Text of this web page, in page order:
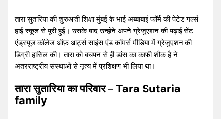
तारा सुतारिया की शुरुआती शिक्षा मुंबई के भाई अब्बाबाई फॉर्म की पेटेड गर्ल्स
हाई स्कूल से पूरी हुई। उसके बाद उन्होंने अपने ग्रेजुएशन की पढ़ाई सेंट
एंड्रयूज कॉलेज ऑफ़ आर्ट्स साइंस एंड कॉमर्स मीडिया में ग्रेजुएशन की
डिग्री हासिल की। तारा को बचपन से ही डांस का काफी शौक है ने
अंतरराष्ट्रीय संस्थाओं से नृत्य में प्रशिक्षण भी लिया था।
तारा सुतारिया का परिवार – Tara Sutaria
family